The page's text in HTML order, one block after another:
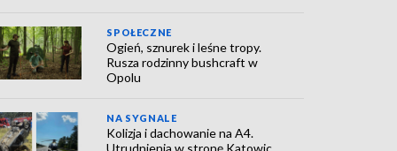
SPOŁECZNE
Ogień, sznurek i leśne tropy.
Rusza rodzinny bushcraft w
Opolu
NA SYGNALE
Kolizja i dachowanie na A4.
Utrudnienia w stronę Katowic